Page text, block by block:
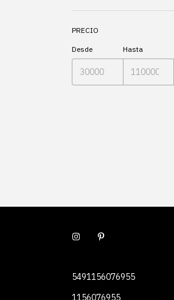
PRECIO
Desde Hasta
5491156076955
1156076955